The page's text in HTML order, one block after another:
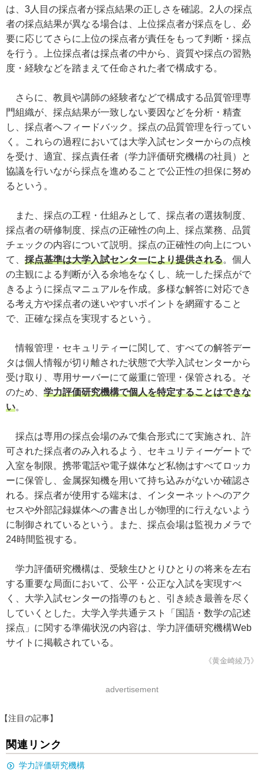
は、3人目の採点者が採点結果の正しさを確認。2人の採点
者の採点結果が異なる場合は、上位採点者が採点をし、必
要に応じてさらに上位の採点者が責任をもって判断・採点
を行う。上位採点者は採点者の中から、資質や採点の習熟
度・経験などを踏まえて任命された者で構成する。
さらに、教員や講師の経験者などで構成する品質管理専
門組織が、採点結果が一致しない要因などを分析・精査
し、採点者へフィードバック。採点の品質管理を行ってい
く。これらの過程においては大学入試センターからの点検
を受け、適宜、採点責任者（学力評価研究機構の社員）と
協議を行いながら採点を進めることで公正性の担保に努め
るという。
また、採点の工程・仕組みとして、採点者の選抜制度、
採点者の研修制度、採点の正確性の向上、採点業務、品質
チェックの内容について説明。採点の正確性の向上につい
て、 採点基準は大学入試センターにより提供される。個人
の主観による判断が入る余地をなくし、統一した採点がで
きるように採点マニュアルを作成。多様な解答に対応でき
る考え方や採点者の迷いやすいポイントを網羅すること
で、正確な採点を実現するという。
情報管理・セキュリティーに関して、すべての解答デー
タは個人情報が切り離された状態で大学入試センターから
受け取り、専用サーバーにて厳重に管理・保管される。そ
のため、 学力評価研究機構で個人を特定することはできな
い。
採点は専用の採点会場のみで集合形式にて実施され、許
可された採点者のみ入れるよう、セキュリティーゲートで
入室を制限。携帯電話や電子媒体など私物はすべてロッカ
ーに保管し、金属探知機を用いて持ち込みがないか確認さ
れる。採点者が使用する端末は、インターネットへのアク
セスや外部記録媒体への書き出しが物理的に行えないよう
に制御されているという。また、採点会場は監視カメラで
24時間監視する。
学力評価研究機構は、受験生ひとりひとりの将来を左右
する重要な局面において、公平・公正な入試を実現すべ
く、大学入試センターの指導のもと、引き続き最善を尽く
していくとした。大学入学共通テスト「国語・数学の記述
採点」に関する準備状況の内容は、学力評価研究機構Web
サイトに掲載されている。
《黄金崎綾乃》
advertisement
【注目の記事】
関連リンク
学力評価研究機構